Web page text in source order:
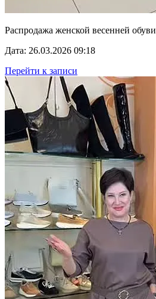
Распродажа женской весенней обуви
Дата: 26.03.2026 09:18
Перейти к записи